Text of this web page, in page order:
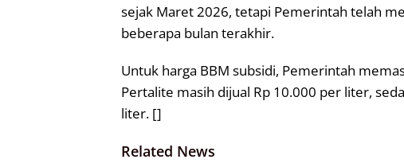
sejak Maret 2026, tetapi Pemerintah telah
beberapa bulan terakhir.
Untuk harga BBM subsidi, Pemerintah
Pertalite masih dijual Rp 10.000 per liter,
liter. []
Related News